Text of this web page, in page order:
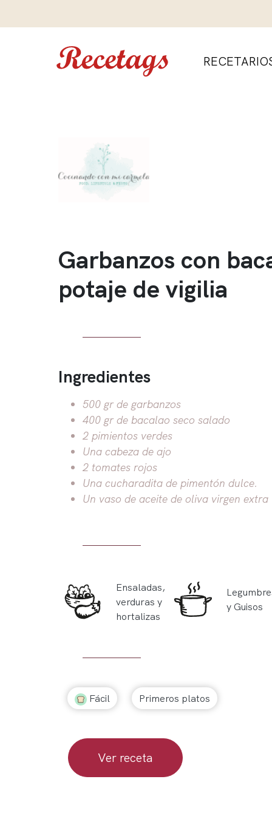
Garbanzos con
potaje de vigilia
Ingredientes
500 gr de garbanzos
400 gr de bacalao seco salado
2 pimientos verdes
Una cabeza de ajo
2 tomates rojos
Una cucharadita de pimentón dulce.
Un vaso de aceite de oliva virgen extra
Ensaladas,
verduras y
hortalizas
y Guisos
Fácil Primeros platos
Ver receta